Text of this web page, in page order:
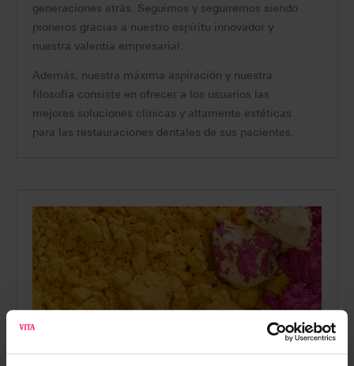
generaciones atrás. Seguimos y seguiremos siendo
pioneros gracias a nuestro espíritu innovador y
nuestra valentía empresarial.
Además, nuestra máxima aspiración y nuestra
filosofía consiste en ofrecer a los usuarios las
mejores soluciones clínicas y altamente estéticas
para las restauraciones dentales de sus pacientes.